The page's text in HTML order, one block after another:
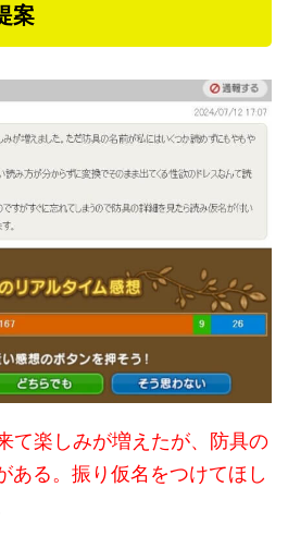
案
て楽しみが増えたが、防具の
ある。振り仮名をつけてほし